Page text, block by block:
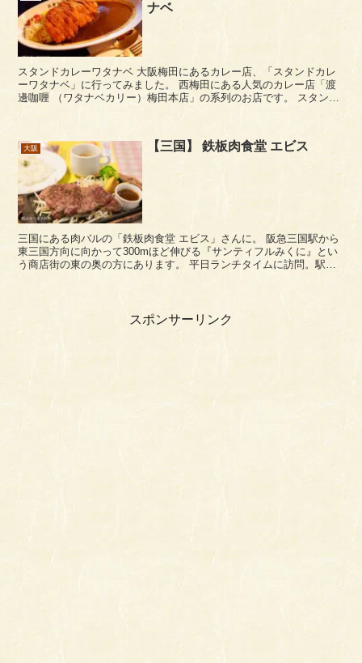
ナベ
スタンドカレーワタナベ 大阪梅田にあるカレー店、「スタンドカレ
ーワタナベ」に行ってみました。 西梅田にある人気のカレー店「渡
邊咖喱 （ワタナベカリー）梅田本店」の系列のお店です。 スタンド
大阪 【三国】 鉄板肉食堂 エビス
三国にある肉バルの「鉄板肉食堂 エビス」さんに。 阪急三国駅から
東三国方向に向かって300mほど伸びる『サンティフルみくに』とい
う商店街の東の奥の方にあります。 平日ランチタイムに訪問。駅か
スポンサーリンク